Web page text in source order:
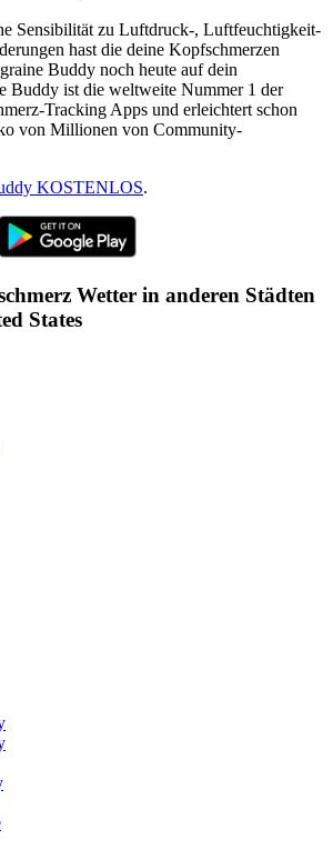
Sensibilität zu Luftdruck-, Luftfeuchtigkeit-
hast die deine Kopfschmerzen
Buddy noch heute auf dein
Buddy ist die weltweite Nummer 1 der
Tracking Apps und erleichtert schon
von Millionen von Community-
KOSTENLOS.
Wetter in anderen Städten
States